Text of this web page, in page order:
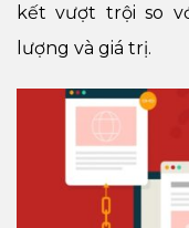
kết vượt trội so
lượng và giá trị.